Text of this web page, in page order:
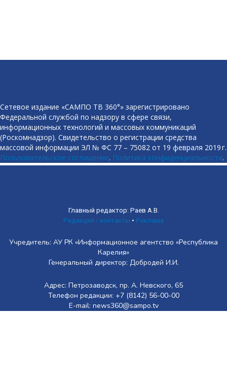
Сетевое издание «САМПО ТВ 360°» зарегистрировано
Федеральной службой по надзору в сфере связи,
информационных технологий и массовых коммуникаций
(Роскомнадзор). Свидетельство о регистрации средства
массовой информации ЭЛ № ФС 77 – 75082 от 19 февраля 2019 г.
Пользовательское соглашение. Политика конфиденциальности.
Главный редактор: Раев А.В.
Редакция / контакты • Реклама
Учредитель: АУ РК «Информационное агентство «Республика
Карелия»
Генеральный директор: Добродей И.И.
Адрес: Петрозаводск, пр. А. Невского, 65
Телефон редакции: +7 (8142) 56-00-00
E-mail: news360@sampo.tv